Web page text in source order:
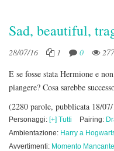
Sad, beautiful,
28/07/16 1 0
E se fosse stata Hermione e
piangere? Cosa sarebbe
(2280 parole, pubblicata 18/
Personaggi: [+] Tutti Pairing:
Ambientazione: Harry a
Avvertimenti: Momento Mancante